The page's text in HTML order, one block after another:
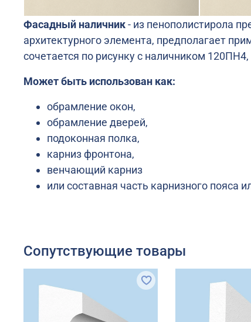
Фасадный наличник- из пенополистирола
архитектурного элемента, предполагает
сочетается по рисунку с наличником
Может быть использован как:
обрамление окон,
обрамление дверей,
подоконная полка,
карниз фронтона,
венчающий карниз
или составная часть карнизного пояса
Сопутствующие товары